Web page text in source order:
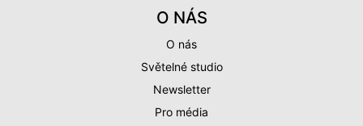
O NÁS
O nás
Světelné studio
Newsletter
Pro média